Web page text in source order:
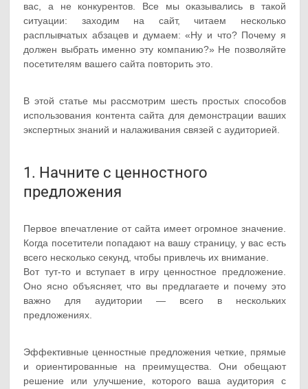
вас, а не конкурентов. Все мы оказывались в такой
ситуации: заходим на сайт, читаем несколько
расплывчатых абзацев и думаем: «Ну и что? Почему я
должен выбрать именно эту компанию?» Не позволяйте
посетителям вашего сайта повторить это.
В этой статье мы рассмотрим шесть простых способов
использования контента сайта для демонстрации ваших
экспертных знаний и налаживания связей с аудиторией.
1. Начните с ценностного
предложения
Первое впечатление от сайта имеет огромное значение.
Когда посетители попадают на вашу страницу, у вас есть
всего несколько секунд, чтобы привлечь их внимание.
Вот тут-то и вступает в игру ценностное предложение.
Оно ясно объясняет, что вы предлагаете и почему это
важно для аудитории — всего в нескольких
предложениях.
Эффективные ценностные предложения четкие, прямые
и ориентированные на преимущества. Они обещают
решение или улучшение, которого ваша аудитория с